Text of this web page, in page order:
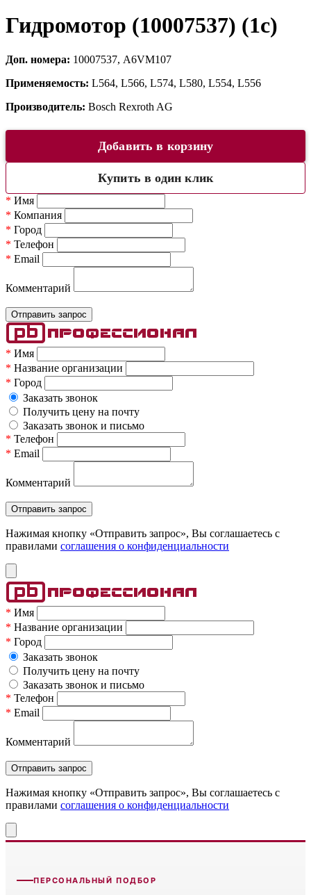
Гидромотор (10007537) (1c)
Доп. номера: 10007537, A6VM107
Применяемость: L564, L566, L574, L580, L554, L556
Производитель: Bosch Rexroth AG
Добавить в корзину
Купить в один клик
* Имя
* Компания
* Город
* Телефон
* Email
Комментарий
* Имя
* Название организации
* Город
Заказать звонок
Получить цену на почту
Заказать звонок и письмо
* Телефон
* Email
Комментарий
Нажимая кнопку «Отправить запрос», Вы соглашаетесь c
правилами соглашения о конфиденциальности
* Имя
* Название организации
* Город
Заказать звонок
Получить цену на почту
Заказать звонок и письмо
* Телефон
* Email
Комментарий
Нажимая кнопку «Отправить запрос», Вы соглашаетесь c
правилами соглашения о конфиденциальности
ПЕРСОНАЛЬНЫЙ ПОДБОР